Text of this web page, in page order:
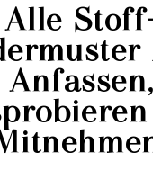
Alle
Anfassen,